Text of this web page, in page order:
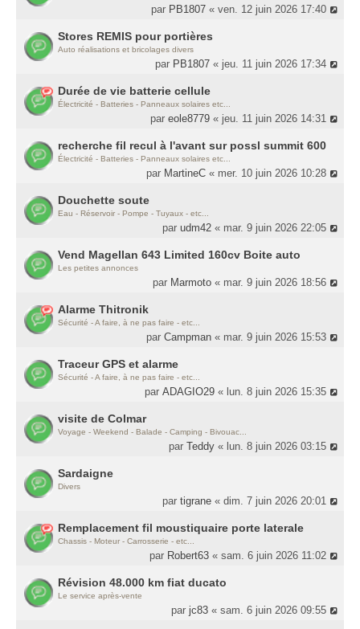
par PB1807 « ven. 12 juin 2026 17:40
Stores REMIS pour portières
Auto réalisations et bricolages divers
par PB1807 « jeu. 11 juin 2026 17:34
Durée de vie batterie cellule
Électricité - Batteries - Panneaux solaires etc...
pareole8779 « jeu. 11 juin 2026 14:31
recherche fil recul à l'avant sur possl summit 600
Électricité - Batteries - Panneaux solaires etc...
par MartineC « mer. 10 juin 2026 10:28
Douchette soute
Eau - Réservoir - Pompe - Tuyaux - etc...
parudm42 « mar. 9 juin 2026 22:05
Vend Magellan 643 Limited 160cv Boite auto
Les petites annonces
par Marmoto « mar. 9 juin 2026 18:56
Alarme Thitronik
Sécurité - A faire, à ne pas faire - etc...
parCampman « mar. 9 juin 2026 15:53
Traceur GPS et alarme
Sécurité - A faire, à ne pas faire - etc...
parADAGIO29 « lun. 8 juin 2026 15:35
visite de Colmar
Voyage - Weekend - Balade - Camping - Bivouac...
parTeddy « lun. 8 juin 2026 03:15
Sardaigne
Divers
partigrane « dim. 7 juin 2026 20:01
Remplacement fil moustiquaire porte laterale
Chassis - Moteur - Carrosserie - etc...
par Robert63 « sam. 6 juin 2026 11:02
Révision 48.000 km fiat ducato
Le service après-vente
par jc83 « sam. 6 juin 2026 09:55